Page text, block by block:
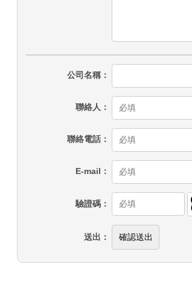
公司名稱
聯絡人
聯絡電話
E-mail
驗證碼
送出 確認送出